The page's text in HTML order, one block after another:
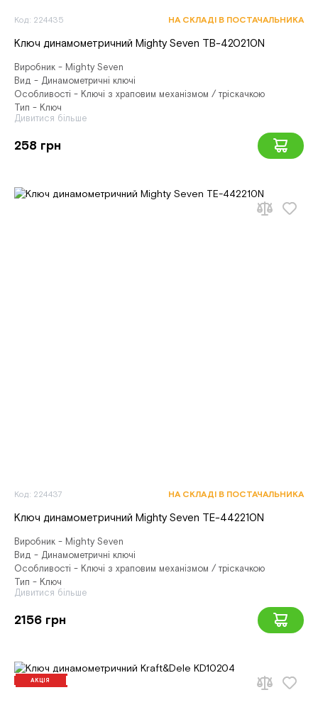
Код: 224435 НА СКЛАДІ В ПОСТАЧАЛЬНИКА
Ключ динамометричний Mighty Seven TB-420210N
Виробник - Mighty Seven
Вид - Динамометричні ключі
Особливості - Ключі з храповим механізмом / тріскачкою
Тип - Ключ
Дивитися більше
258 грн
Код: 224437 НА СКЛАДІ В ПОСТАЧАЛЬНИКА
Ключ динамометричний Mighty Seven TE-442210N
Виробник - Mighty Seven
Вид - Динамометричні ключі
Особливості - Ключі з храповим механізмом / тріскачкою
Тип - Ключ
Дивитися більше
2156 грн
АКЦІЯ